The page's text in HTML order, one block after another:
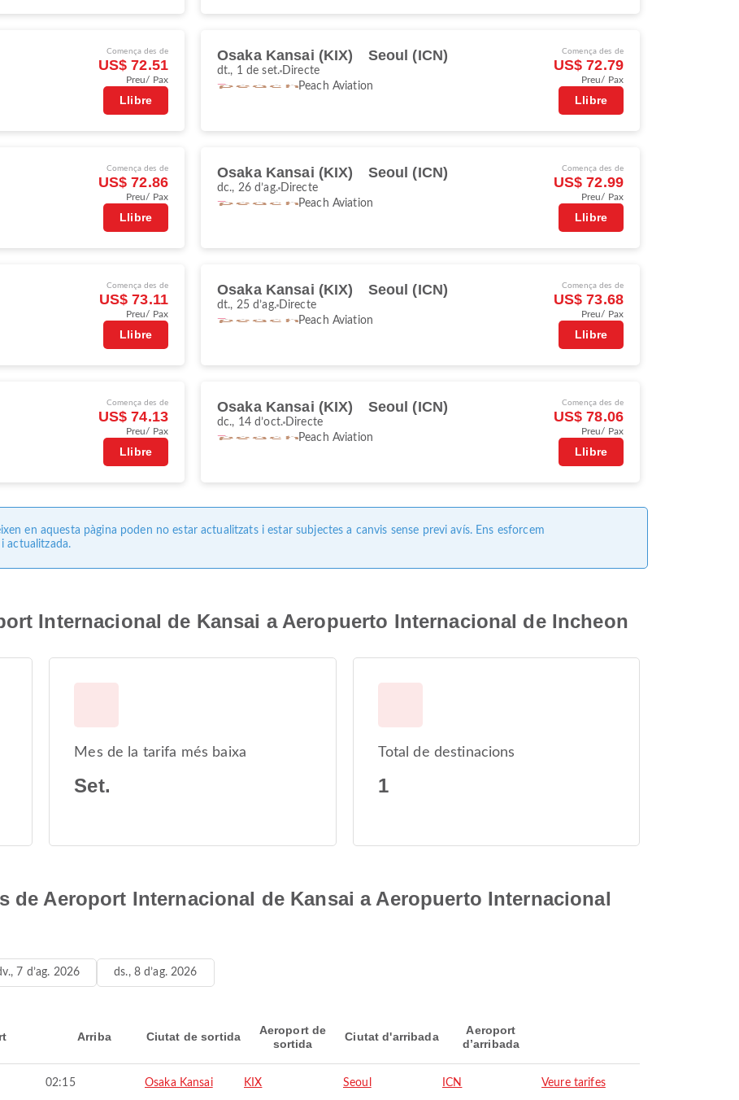
Comença des de
US$ 72.51
Preu/ Pax
Llibre
Osaka Kansai (KIX) Seoul (ICN)
dt., 1 de set. Directe
Peach Aviation
Comença des de
US$ 72.79
Preu/ Pax
Llibre
Comença des de
US$ 72.86
Preu/ Pax
Llibre
Osaka Kansai (KIX) Seoul (ICN)
dc., 26 d’ag. Directe
Peach Aviation
Comença des de
US$ 72.99
Preu/ Pax
Llibre
Comença des de
US$ 73.11
Preu/ Pax
Llibre
Osaka Kansai (KIX) Seoul (ICN)
dt., 25 d’ag. Directe
Peach Aviation
Comença des de
US$ 73.68
Preu/ Pax
Llibre
Comença des de
US$ 74.13
Preu/ Pax
Llibre
Osaka Kansai (KIX) Seoul (ICN)
dc., 14 d’oct. Directe
Peach Aviation
Comença des de
US$ 78.06
Preu/ Pax
Llibre
en aquesta pàgina poden no estar actualitzats i estar subjectes a canvis sense previ avís. Ens esforcem
actualitzada.
Internacional de Kansai a Aeropuerto Internacional de Incheon
Mes de la tarifa més baixa
Set.
Total de destinacions
1
de Aeroport Internacional de Kansai a Aeropuerto Internacional
7 d’ag. 2026 ds., 8 d’ag. 2026
Arriba Ciutat de sortida
Aeroport de
sortida
Ciutat d'arribada
Aeroport
d’arribada
02:15 Osaka Kansai KIX Seoul ICN Veure tarifes